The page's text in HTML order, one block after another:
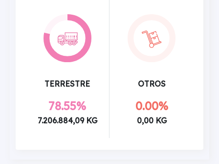
TERRESTRE
78.55%
7.206.884,09 KG
OTROS
0.00%
0,00 KG